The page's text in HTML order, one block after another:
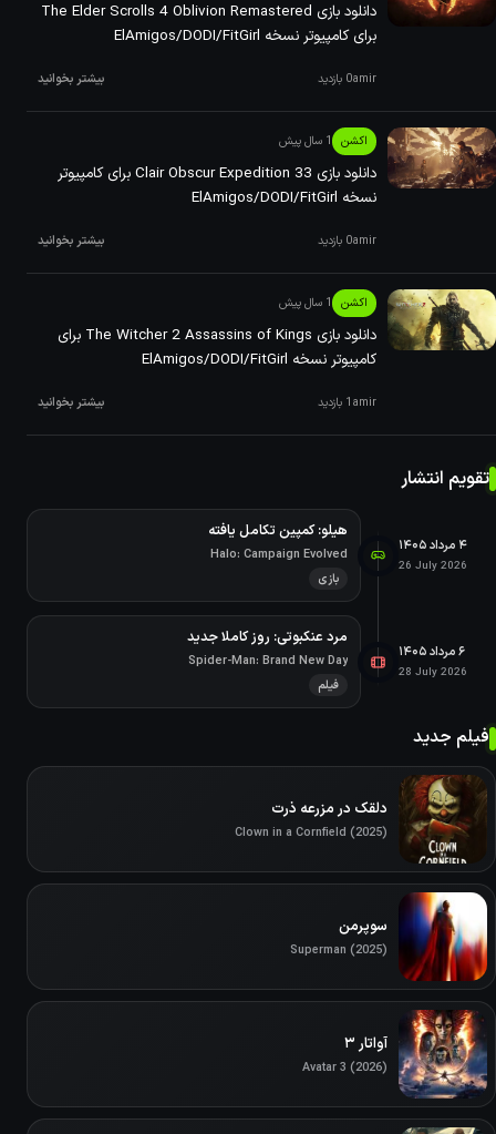
دانلود بازی ‏The Elder Scrolls 4 Oblivion Remastered
برای کامپیوتر نسخه ElAmigos/DODI/FitGirl
amir0 بازدید بیشتر بخوانید
اکشن 1 سال پیش
دانلود بازی Clair Obscur Expedition 33 برای کامپیوتر
نسخه ElAmigos/DODI/FitGirl
amir0 بازدید بیشتر بخوانید
اکشن 1 سال پیش
دانلود بازی The Witcher 2 Assassins of Kings برای
کامپیوتر نسخه ElAmigos/DODI/FitGirl
amir1 بازدید بیشتر بخوانید
تقویم انتشار
۴ مرداد ۱۴۰۵
26 July 2026
هیلو: کمپین تکامل یافته
Halo: Campaign Evolved
بازی
۶ مرداد ۱۴۰۵
28 July 2026
مرد عنکبوتی: روز کاملا جدید
Spider-Man: Brand New Day
فیلم
فیلم جدید
دلقک در مزرعه ذرت
Clown in a Cornfield (2025)
سوپرمن
Superman (2025)
آواتار ۳
Avatar 3 (2026)